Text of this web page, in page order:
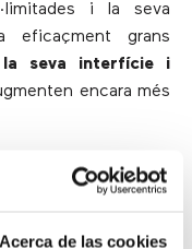
Acerca de las cookies
i la seva
eficaçment grans
la seva interfície i
encara més
equipa als
robust i